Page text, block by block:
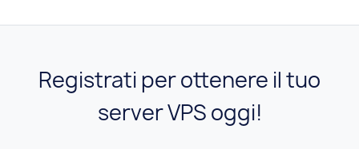
Registrati per ottenere il tuo
server VPS oggi!